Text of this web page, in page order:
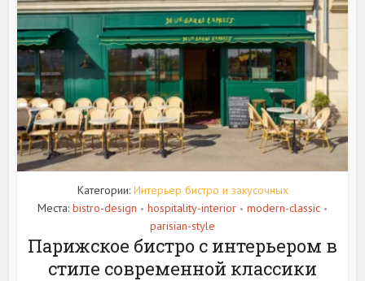
Категории: Интерьер бистро и закусочных
Места: bistro-design • hospitality-interior • modern-classic •
parisian-style
Парижское бистро с интерьером в
стиле современной классики